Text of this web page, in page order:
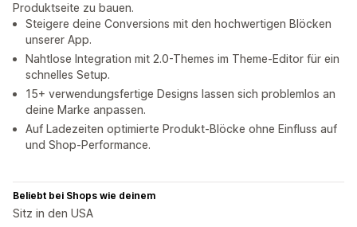
Produktseite zu bauen.
Steigere deine Conversions mit den hochwertigen Blöcken
unserer App.
Nahtlose Integration mit 2.0-Themes im Theme-Editor für ein
schnelles Setup.
15+ verwendungsfertige Designs lassen sich problemlos an
deine Marke anpassen.
Auf Ladezeiten optimierte Produkt-Blöcke ohne Einfluss auf
und Shop-Performance.
Beliebt bei Shops wie deinem
Sitz in den USA